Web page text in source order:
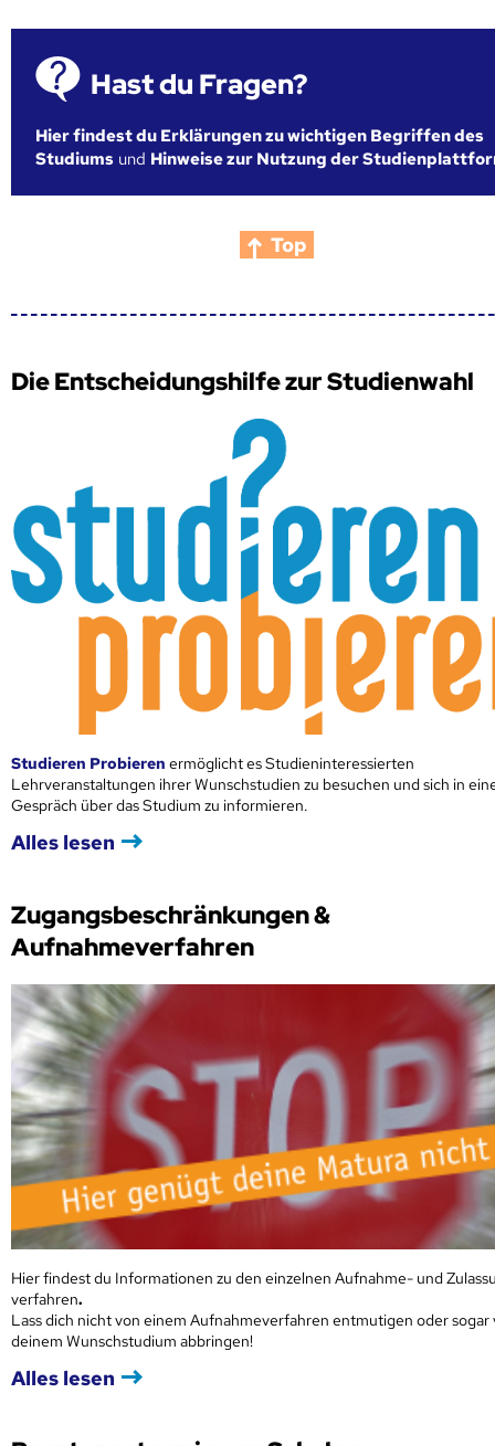
Hast du Fragen?
Hier findest du Erklärungen zu wichtigen Begriffen des
Studiums und Hinweise zur Nutzung der
Top
Die Entscheidungshilfe zur Studienwahl
Studieren Probieren ermöglicht es Studieninteressierten
Lehrveranstaltungen ihrer Wunschstudien zu besuchen und sich in
Gespräch über das Studium zu informieren.
Alles lesen
Zugangsbeschränkungen &
Aufnahmeverfahren
Hier findest du Informationen zu den einzelnen Aufnahme- und
verfahren.
Lass dich nicht von einem Aufnahmeverfahren entmutigen oder sogar
deinem Wunschstudium abbringen!
Alles lesen